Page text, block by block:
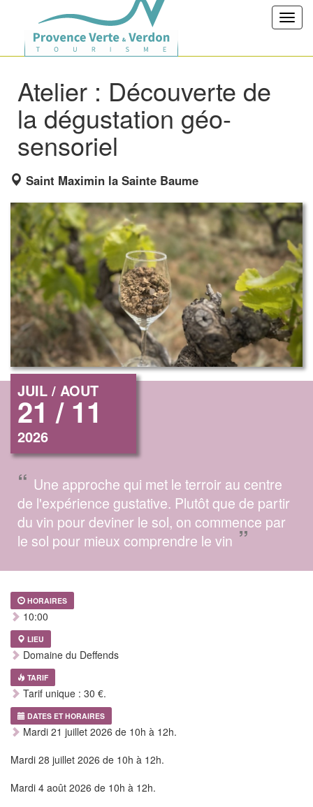
Atelier : Découverte de
la dégustation géo-
sensoriel
Saint Maximin la Sainte Baume
JUIL / AOUT
21 / 11
2026
“ Une approche qui met le terroir au centre
de l'expérience gustative. Plutôt que de partir
du vin pour deviner le sol, on commence par
le sol pour mieux comprendre le vin ”
HORAIRES
10:00
LIEU
Domaine du Deffends
TARIF
Tarif unique : 30 €.
DATES ET HORAIRES
Mardi 21 juillet 2026 de 10h à 12h.
Mardi 28 juillet 2026 de 10h à 12h.
Mardi 4 août 2026 de 10h à 12h.